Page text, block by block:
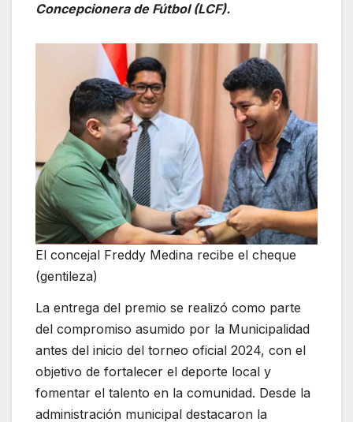
Concepcionera de Fútbol (LCF).
El concejal Freddy Medina recibe el cheque
(gentileza)
La entrega del premio se realizó como parte
del compromiso asumido por la Municipalidad
antes del inicio del torneo oficial 2024, con el
objetivo de fortalecer el deporte local y
fomentar el talento en la comunidad. Desde la
administración municipal destacaron la